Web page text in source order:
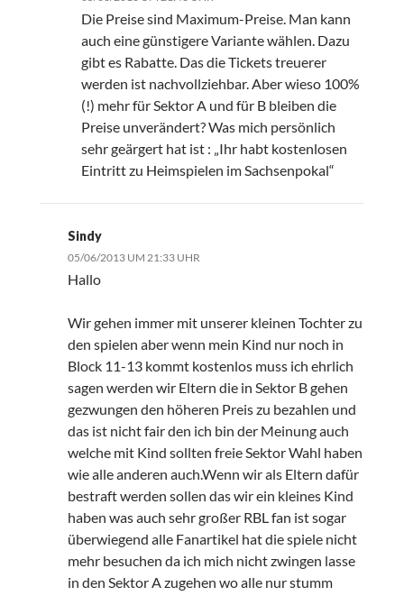
Die Preise sind Maximum-Preise. Man kann
auch eine günstigere Variante wählen. Dazu
gibt es Rabatte. Das die Tickets treuerer
werden ist nachvollziehbar. Aber wieso 100%
(!) mehr für Sektor A und für B bleiben die
Preise unverändert? Was mich persönlich
sehr geärgert hat ist : „Ihr habt kostenlosen
Eintritt zu Heimspielen im Sachsenpokal“
Sindy
05/06/2013 UM 21:33 UHR
Hallo
Wir gehen immer mit unserer kleinen Tochter zu
den spielen aber wenn mein Kind nur noch in
Block 11-13 kommt kostenlos muss ich ehrlich
sagen werden wir Eltern die in Sektor B gehen
gezwungen den höheren Preis zu bezahlen und
das ist nicht fair den ich bin der Meinung auch
welche mit Kind sollten freie Sektor Wahl haben
wie alle anderen auch.Wenn wir als Eltern dafür
bestraft werden sollen das wir ein kleines Kind
haben was auch sehr großer RBL fan ist sogar
überwiegend alle Fanartikel hat die spiele nicht
mehr besuchen da ich mich nicht zwingen lasse
in den Sektor A zugehen wo alle nur stumm